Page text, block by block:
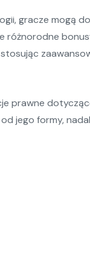
gracze mogą
różnorodne
prawne
jego formy,